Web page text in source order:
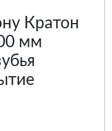
Кратон
мм